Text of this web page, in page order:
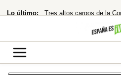
al Lo último: